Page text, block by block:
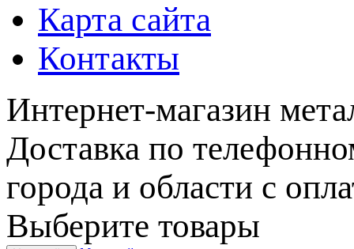
Карта сайта
Контакты
Интернет-магазин
Доставка по
города и области с
Выберите товары